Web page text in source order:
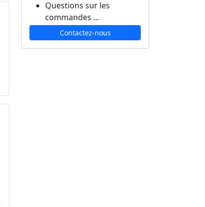
Questions sur les
commandes ...
Contactez-nous